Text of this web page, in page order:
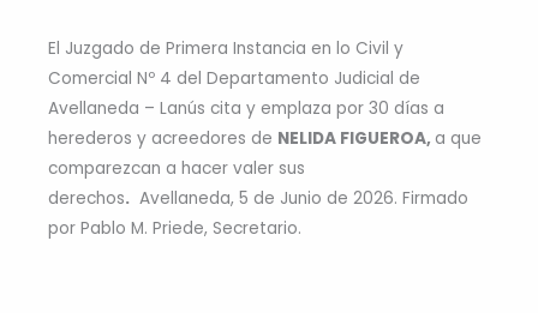
El Juzgado de Primera Instancia en lo Civil y
Comercial Nº 4 del Departamento Judicial de
Avellaneda – Lanús cita y emplaza por 30 días a
herederos y acreedores de NELIDA FIGUEROA, a que
comparezcan a hacer valer sus
derechos. Avellaneda, 5 de Junio de 2026. Firmado
por Pablo M. Priede, Secretario.